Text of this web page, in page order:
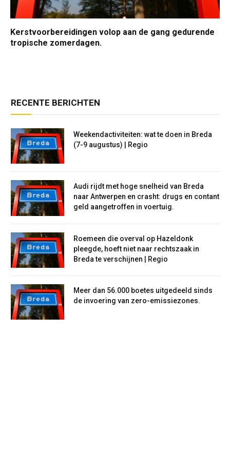
Kerstvoorbereidingen volop aan de gang gedurende
tropische zomerdagen.
RECENTE BERICHTEN
Weekendactiviteiten: wat te doen in Breda
(7-9 augustus) | Regio
Audi rijdt met hoge snelheid van Breda
naar Antwerpen en crasht: drugs en contant
geld aangetroffen in voertuig.
Roemeen die overval op Hazeldonk
pleegde, hoeft niet naar rechtszaak in
Breda te verschijnen | Regio
Meer dan 56.000 boetes uitgedeeld sinds
de invoering van zero-emissiezones.